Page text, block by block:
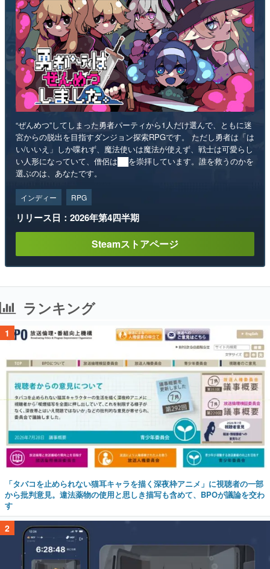
“ぜんめつ”してしまった勇者パーティから1人だけ選んで、ともに迷
宮からの脱出を目指すダンジョン探索RPGです。 ただし勇者は「は
い/いいえ」しか喋れず、魔法使いは魔法が使えず、戦士は可愛らし
い人形になっていて、僧侶は██を崇拝しています。誰を救うのかを
選ぶのは、あなたです。
インディー RPG
リリース日：2026年第4四半期
Steamストアページ
ランキング
1
「タバコを止められない猫耳キャラを描く深夜枠アニメ」に視聴者の一部
から批判意見。違法薬物の使用と思しき描写も含めて、BPOが議論を交わ
す
2